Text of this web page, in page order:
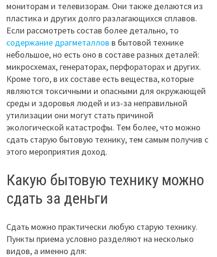
мониторам и телевизорам. Они также делаются из
пластика и других долго разлагающихся сплавов.
Если рассмотреть состав более детально, то
содержание драгметаллов в бытовой технике
небольшое, но есть оно в составе разных деталей:
микросхемах, генераторах, перфораторах и других.
Кроме того, в их составе есть вещества, которые
являются токсичными и опасными для окружающей
среды и здоровья людей и из-за неправильной
утилизации они могут стать причиной
экологической катастрофы. Тем более, что можно
сдать старую бытовую технику, тем самым получив с
этого мероприятия доход.
Какую бытовую технику можно
сдать за деньги
Сдать можно практически любую старую технику.
Пункты приема условно разделяют на несколько
видов, а именно для: